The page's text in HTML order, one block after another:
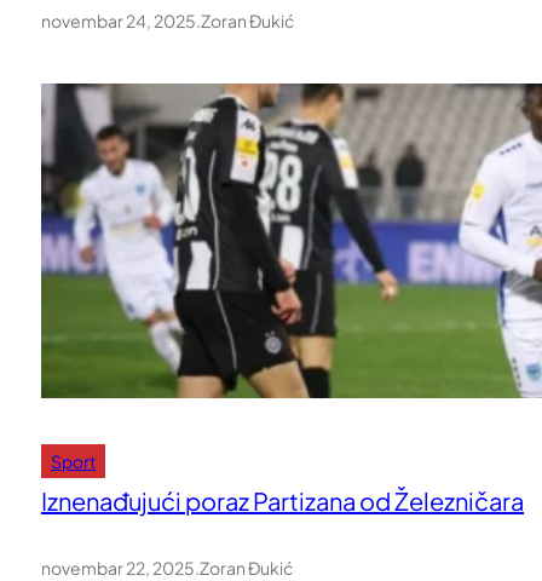
novembar 24, 2025.Zoran Đukić
Sport
Iznenađujući poraz Partizana od Železničara
novembar 22, 2025.Zoran Đukić